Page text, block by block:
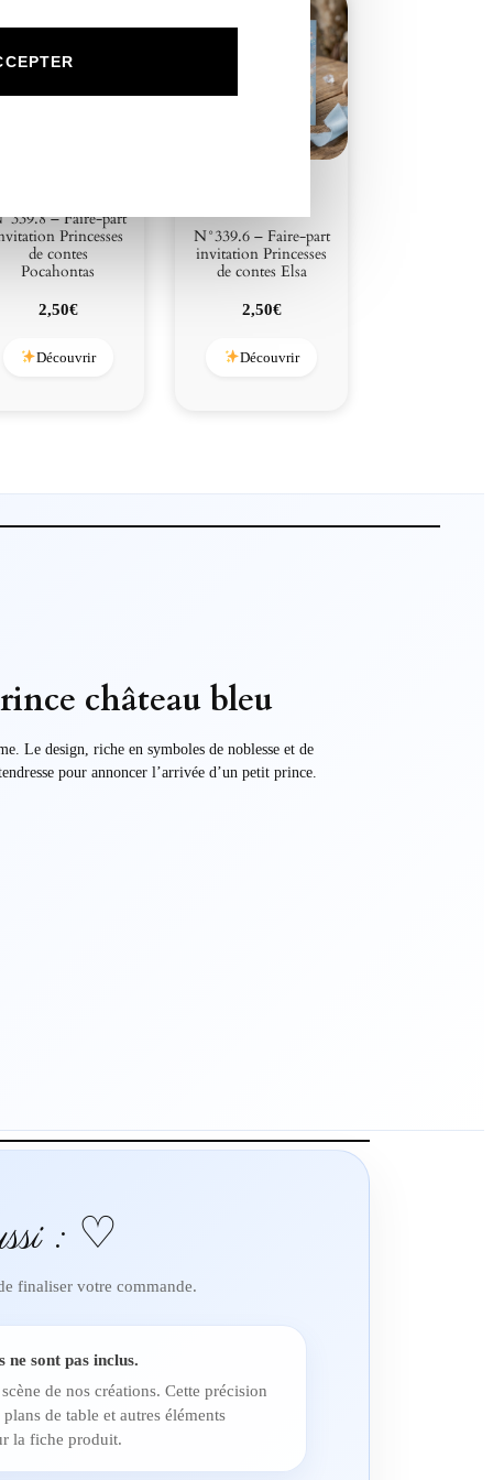
– Faire-part
Princesses
de contes
Pocahontas
2,50€
Découvrir
N°339.6 – Faire-part
invitation Princesses
de contes Elsa
2,50€
Découvrir
château bleu
Le design, riche en symboles de noblesse et de
pour annoncer l’arrivée d’un petit prince.
: ♡
finaliser votre commande.
ne sont pas inclus.
de nos créations. Cette précision
de table et autres éléments
la fiche produit.